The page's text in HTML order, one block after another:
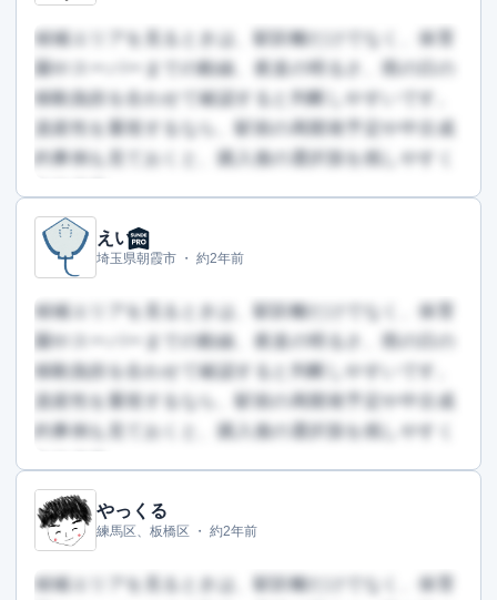
候補エリアを見るときは、駅距離だけでなく、保育
園やスーパーまでの動線、夜道の明るさ、雨の日の
移動負担を合わせて確認すると判断しやすいです。
資産性を重視するなら、駅前の再開発予定や中古成
約事例も見ておくと、購入後の選択肢を残しやすく
この回答を読むには会員登録が必要です
（文字数：1682文字）
えい
埼玉県朝霞市 ・ 約2年前
候補エリアを見るときは、駅距離だけでなく、保育
園やスーパーまでの動線、夜道の明るさ、雨の日の
移動負担を合わせて確認すると判断しやすいです。
資産性を重視するなら、駅前の再開発予定や中古成
約事例も見ておくと、購入後の選択肢を残しやすく
この回答を読むには会員登録が必要です
（文字数：528文字）
やっくる
練馬区、板橋区 ・ 約2年前
候補エリアを見るときは、駅距離だけでなく、保育